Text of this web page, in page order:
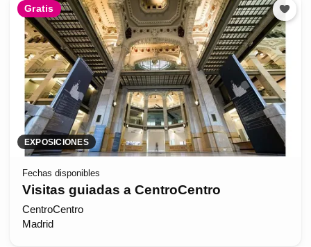
Gratis
EXPOSICIONES
Fechas disponibles
Visitas guiadas a CentroCentro
CentroCentro
Madrid